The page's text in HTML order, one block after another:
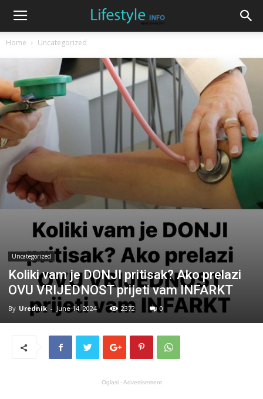
Home Uncategorized
Uncategorized
Koliki vam je DONJI pritisak? Ako prelazi
OVU VRIJEDNOST prijeti vam INFARKT
By Urednik - June 14, 2024 2372 0
Oglasi - Advertisement